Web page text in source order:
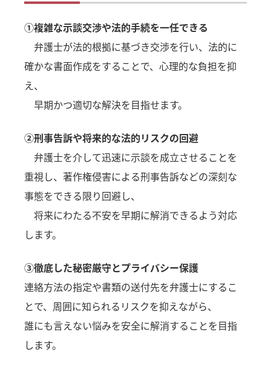
①複雑な示談交渉や法的手続を一任できる
弁護士が法的根拠に基づき交渉を行い、法的に
確かな書面作成をすることで、心理的な負担を抑
え、
早期かつ適切な解決を目指せます。
②刑事告訴や将来的な法的リスクの回避
弁護士を介して迅速に示談を成立させることを
重視し、著作権侵害による刑事告訴などの深刻な
事態をできる限り回避し、
将来にわたる不安を早期に解消できるよう対応
します。
③徹底した秘密厳守とプライバシー保護
連絡方法の指定や書類の送付先を弁護士にするこ
とで、周囲に知られるリスクを抑えながら、
誰にも言えない悩みを安全に解消することを目指
します。